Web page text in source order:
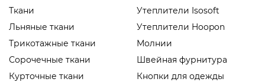
Ткани
Льняные ткани
Трикотажные ткани
Сорочечные ткани
Курточные ткани
Утеплители Isosoft
Утеплители Hoopon
Молнии
Швейная фурнитура
Кнопки для одежды